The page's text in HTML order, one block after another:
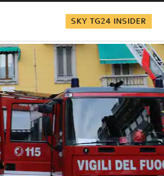
SKY TG24 INSIDER